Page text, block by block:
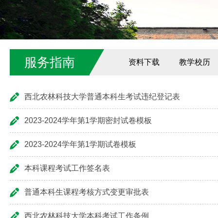
服务指南 资料下载 教学校历
西北农林科技大学普通本科生考试违纪登记表
2023-2024学年第1学期密封试卷模板
2023-2024学年第1学期试卷模板
本科课程考试工作签名表
普通本科生课程考核方式变更审批表
西北农林科技大学本科考试工作条例